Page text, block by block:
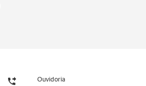
Ouvidoria